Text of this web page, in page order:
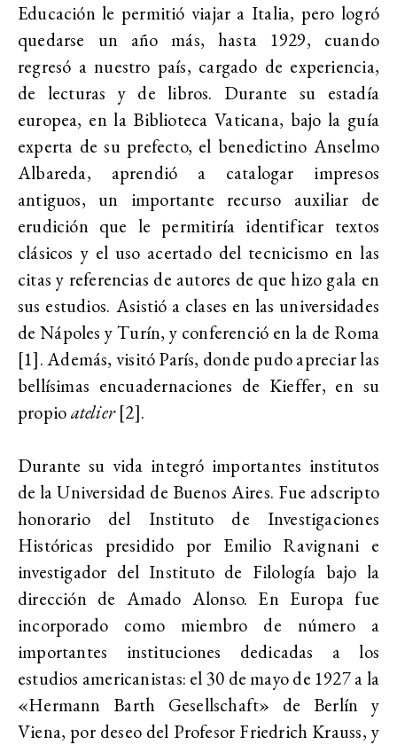
Educación le permitió viajar a Italia, pero logró
quedarse un año más, hasta 1929, cuando
regresó a nuestro país, cargado de experiencia,
de lecturas y de libros. Durante su estadía
europea, en la Biblioteca Vaticana, bajo la guía
experta de su prefecto, el benedictino Anselmo
Albareda, aprendió a catalogar impresos
antiguos, un importante recurso auxiliar de
erudición que le permitiría identificar textos
clásicos y el uso acertado del tecnicismo en las
citas y referencias de autores de que hizo gala en
sus estudios. Asistió a clases en las universidades
de Nápoles y Turín, y conferenció en la de Roma
[1]. Además, visitó París, donde pudo apreciar las
bellísimas encuadernaciones de Kieffer, en su
propioatelier[2].
Durante su vida integró importantes institutos
de la Universidad de Buenos Aires. Fue adscripto
honorario del Instituto de Investigaciones
Históricas presidido por Emilio Ravignani e
investigador del Instituto de Filología bajo la
dirección de Amado Alonso. En Europa fue
incorporado como miembro de número a
importantes instituciones dedicadas a los
estudios americanistas: el 30 de mayo de 1927 a la
«Hermann Barth Gesellschaft» de Berlín y
Viena, por deseo del Profesor Friedrich Krauss, y